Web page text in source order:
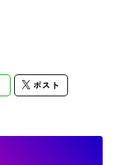
ポスト